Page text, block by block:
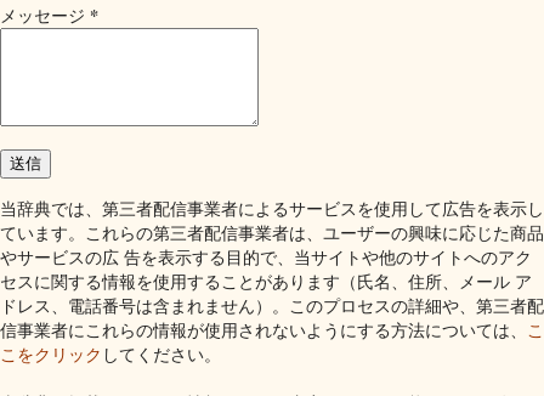
メッセージ *
当辞典では、第三者配信事業者によるサービスを使用して広告を表示し
ています。これらの第三者配信事業者は、ユーザーの興味に応じた商品
やサービスの広 告を表示する目的で、当サイトや他のサイトへのアク
セスに関する情報を使用することがあります（氏名、住所、メール ア
ドレス、電話番号は含まれません）。このプロセスの詳細や、第三者配
信事業者にこれらの情報が使用されないようにする方法については、
こ
こをクリック してください。